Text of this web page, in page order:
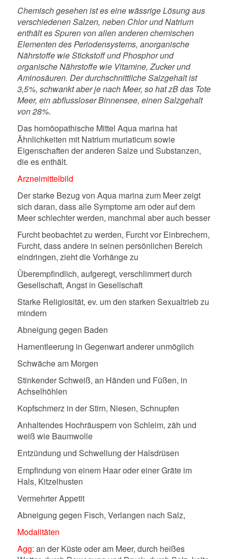
Chemisch gesehen ist es eine wässrige Lösung aus
verschiedenen Salzen, neben Chlor und Natrium
enthält es Spuren von allen anderen chemischen
Elementen des Periodensystems, anorganische
Nährstoffe wie Stickstoff und Phosphor und
organische Nährstoffe wie Vitamine, Zucker und
Aminosäuren. Der durchschnittliche Salzgehalt ist
3,5%, schwankt aber je nach Meer, so hat zB das Tote
Meer, ein abflussloser Binnensee, einen Salzgehalt
von 28%.
Das homöopathische Mittel Aqua marina hat
Ähnlichkeiten mit Natrium muriaticum sowie
Eigenschaften der anderen Salze und Substanzen,
die es enthält.
Arzneimittelbild
Der starke Bezug von Aqua marina zum Meer zeigt
sich daran, dass alle Symptome am oder auf dem
Meer schlechter werden, manchmal aber auch besser
Furcht beobachtet zu werden, Furcht vor Einbrechern,
Furcht, dass andere in seinen persönlichen Bereich
eindringen, zieht die Vorhänge zu
Überempfindlich, aufgeregt, verschlimmert durch
Gesellschaft, Angst in Gesellschaft
Starke Religiosität, ev. um den starken Sexualtrieb zu
mindern
Abneigung gegen Baden
Harnentleerung in Gegenwart anderer unmöglich
Schwäche am Morgen
Stinkender Schweiß, an Händen und Füßen, in
Achselhöhlen
Kopfschmerz in der Stirn, Niesen, Schnupfen
Anhaltendes Hochräuspern von Schleim, zäh und
weiß wie Baumwolle
Entzündung und Schwellung der Halsdrüsen
Empfindung von einem Haar oder einer Gräte im
Hals, Kitzelhusten
Vermehrter Appetit
Abneigung gegen Fisch, Verlangen nach Salz,
Modalitäten
Agg: an der Küste oder am Meer, durch heißes